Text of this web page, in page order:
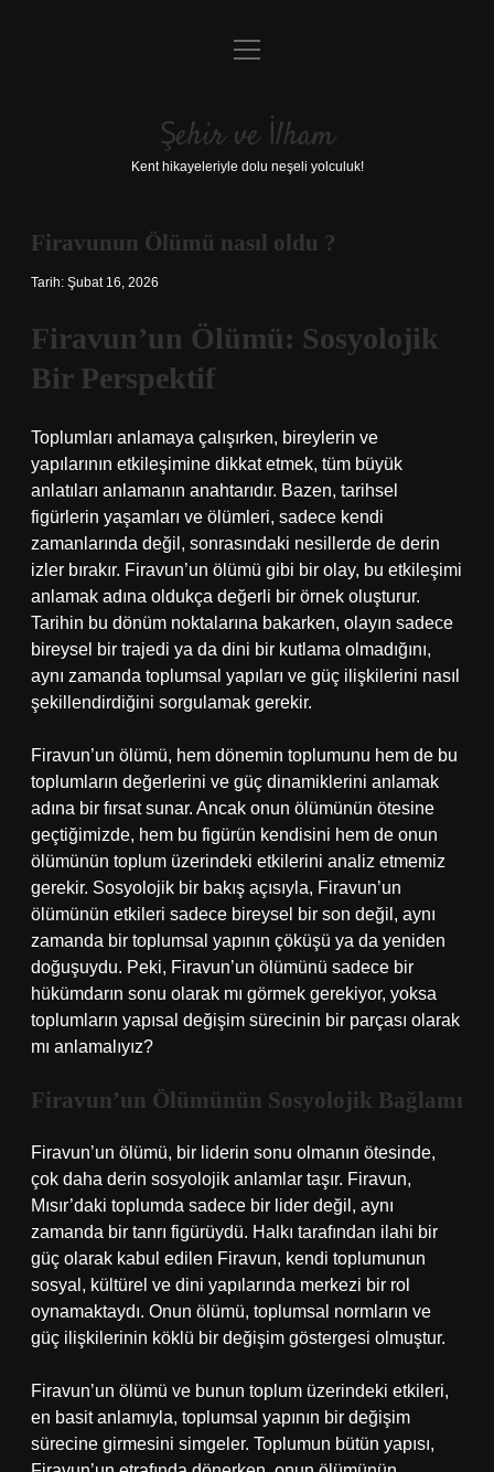
Anasayfa
Yasal Uyarı
menüyü
Şehir ve İlham
Kent hikayeleriyle dolu neşeli yolculuk!
Firavunun Ölümü nasıl oldu ?
Tarih: Şubat 16, 2026
Firavun’un Ölümü: Sosyolojik
Bir Perspektif
Toplumları anlamaya çalışırken, bireylerin ve
yapılarının etkileşimine dikkat etmek, tüm büyük
anlatıları anlamanın anahtarıdır. Bazen, tarihsel
figürlerin yaşamları ve ölümleri, sadece kendi
zamanlarında değil, sonrasındaki nesillerde de derin
izler bırakır. Firavun’un ölümü gibi bir olay, bu etkileşimi
anlamak adına oldukça değerli bir örnek oluşturur.
Tarihin bu dönüm noktalarına bakarken, olayın sadece
bireysel bir trajedi ya da dini bir kutlama olmadığını,
aynı zamanda toplumsal yapıları ve güç ilişkilerini nasıl
şekillendirdiğini sorgulamak gerekir.
Firavun’un ölümü, hem dönemin toplumunu hem de bu
toplumların değerlerini ve güç dinamiklerini anlamak
adına bir fırsat sunar. Ancak onun ölümünün ötesine
geçtiğimizde, hem bu figürün kendisini hem de onun
ölümünün toplum üzerindeki etkilerini analiz etmemiz
gerekir. Sosyolojik bir bakış açısıyla, Firavun’un
ölümünün etkileri sadece bireysel bir son değil, aynı
zamanda bir toplumsal yapının çöküşü ya da yeniden
doğuşuydu. Peki, Firavun’un ölümünü sadece bir
hükümdarın sonu olarak mı görmek gerekiyor, yoksa
toplumların yapısal değişim sürecinin bir parçası olarak
mı anlamalıyız?
Firavun’un Ölümünün Sosyolojik Bağlamı
Firavun’un ölümü, bir liderin sonu olmanın ötesinde,
çok daha derin sosyolojik anlamlar taşır. Firavun,
Mısır’daki toplumda sadece bir lider değil, aynı
zamanda bir tanrı figürüydü. Halkı tarafından ilahi bir
güç olarak kabul edilen Firavun, kendi toplumunun
sosyal, kültürel ve dini yapılarında merkezi bir rol
oynamaktaydı. Onun ölümü, toplumsal normların ve
güç ilişkilerinin köklü bir değişim göstergesi olmuştur.
Firavun’un ölümü ve bunun toplum üzerindeki etkileri,
en basit anlamıyla, toplumsal yapının bir değişim
sürecine girmesini simgeler. Toplumun bütün yapısı,